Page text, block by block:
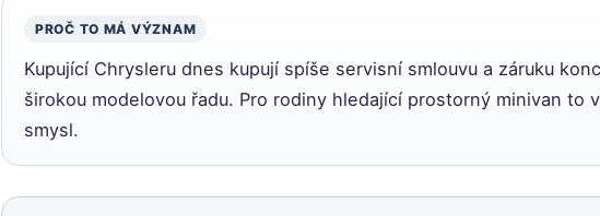
PROČ TO MÁ VÝZNAM
Kupující Chrysleru dnes kupují spíše servisní smlouvu a záruku
širokou modelovou řadu. Pro rodiny hledající prostorný minivan to
smysl.